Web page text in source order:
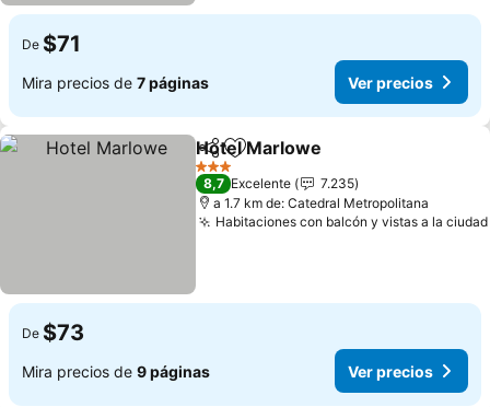
De $71
Mira precios de 7 páginas Ver precios
CompartirAgregar a favoritos
Hotel Marlowe
3 Estrellas
8,7 Excelente
7.235
a 1.7 km de: Catedral Metropolitana
Habitaciones con balcón y vistas a la ciudad
De $73
Mira precios de 9 páginas Ver precios